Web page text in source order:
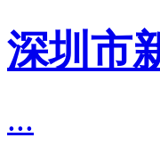
深圳市
...